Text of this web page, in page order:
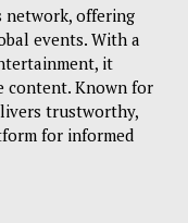
network, offering
events. With a
it
content. Known for
trustworthy,
for informed